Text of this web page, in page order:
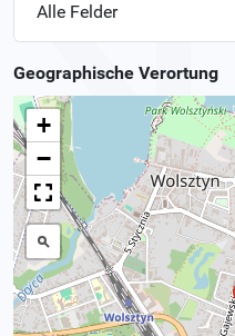
Alle Felder
Geographische Verortung
+
−